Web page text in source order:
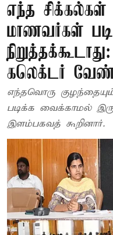
எந்த சிக்கல்கள்
மாணவர்கள்
கலெக்டர்
எந்தவொரு
படிக்க வைக்காமல்
இளம்பகவத் கூறினார்.